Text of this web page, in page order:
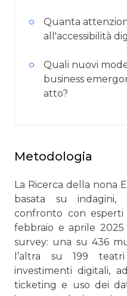
Quanta
all'accessibilità
Quali nuovi
business
atto?
Metodologia
La Ricerca della nona
basata su
confronto con
febbraio e aprile
survey: una su 436
l’altra su 199
investimenti digitali,
ticketing e uso dei